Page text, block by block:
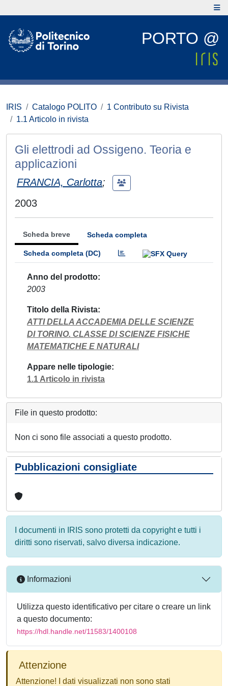
PORTO @
IRIS Catalogo POLITO
1 Contributo su Rivista
1.1 Articolo in rivista
Gli elettrodi ad Ossigeno. Teoria e
applicazioni
FRANCIA, Carlotta;
2003
Scheda breve Scheda completa
Scheda completa (DC)
Anno del prodotto
2003
Titolo della Rivista
ATTI DELLA ACCADEMIA DELLE SCIENZE
DI TORINO. CLASSE DI SCIENZE FISICHE
MATEMATICHE E NATURALI
Appare nelle tipologie
1.1 Articolo in rivista
File in questo prodotto:
Non ci sono file associati a questo prodotto.
Pubblicazioni consigliate
I documenti in IRIS sono protetti da copyright e tutti i
diritti sono riservati, salvo diversa indicazione.
Informazioni
Utilizza questo identificativo per citare o creare un link
a questo documento:
https://hdl.handle.net/11583/1400108
Attenzione
Attenzione! I dati visualizzati non sono stati